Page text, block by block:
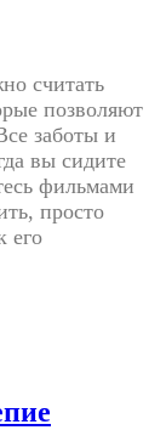
считать
позволяют
заботы и
вы сидите
фильмами
просто
его